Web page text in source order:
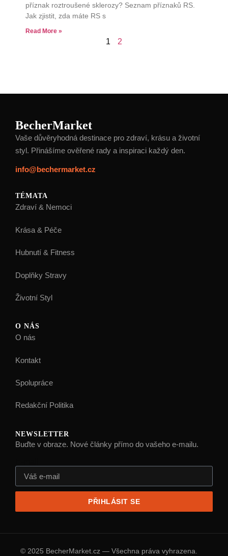
příznak roztroušené sklerozy? Seznam příznaků RS.
Jak zjistit, zda máte RS s
Read More »
1 2
BecherMarket
Vaše důvěryhodná destinace pro zdraví, krásu a životní
styl. Přinášíme ověřené rady a inspiraci každý den.
info@bechermarket.cz
TÉMATA
Zdraví & Nemoci
Krása & Péče
Hubnutí & Fitness
Doplňky Stravy
Životní Styl
O NÁS
O nás
Kontakt
Spolupráce
Redakční Politika
NEWSLETTER
Buďte v obraze. Nové články přímo do vašeho e-mailu.
PŘIHLÁSIT SE
© 2025 BecherMarket.cz — Všechna práva vyhrazena.